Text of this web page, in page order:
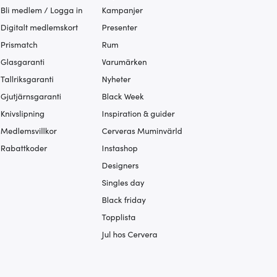
Bli medlem / Logga in
Digitalt medlemskort
Prismatch
Glasgaranti
Tallriksgaranti
Gjutjärnsgaranti
Knivslipning
Medlemsvillkor
Rabattkoder
Kampanjer
Presenter
Rum
Varumärken
Nyheter
Black Week
Inspiration & guider
Cerveras Muminvärld
Instashop
Designers
Singles day
Black friday
Topplista
Jul hos Cervera